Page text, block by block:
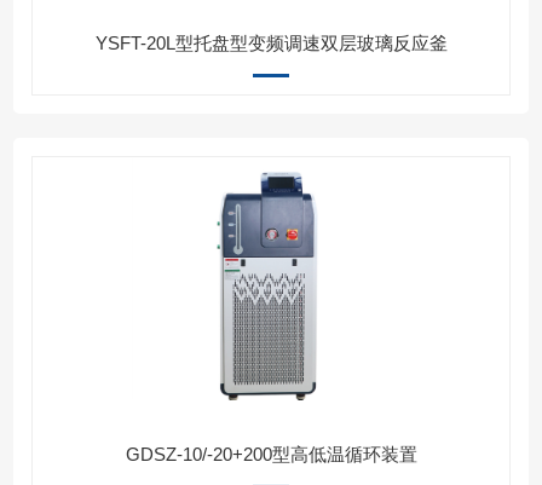
YSFT-20L型托盘型变频调速双层玻璃反应釜
GDSZ-10/-20+200型高低温循环装置